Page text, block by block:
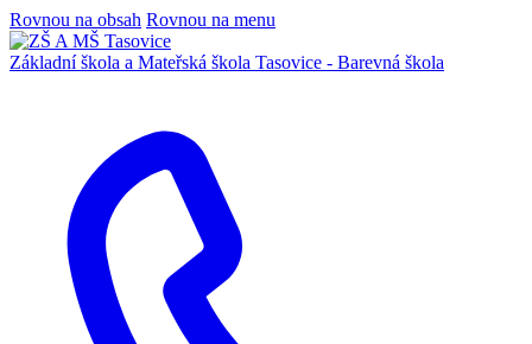
Rovnou na obsah Rovnou na menu
Základní škola a Mateřská škola Tasovice - Barevná škola